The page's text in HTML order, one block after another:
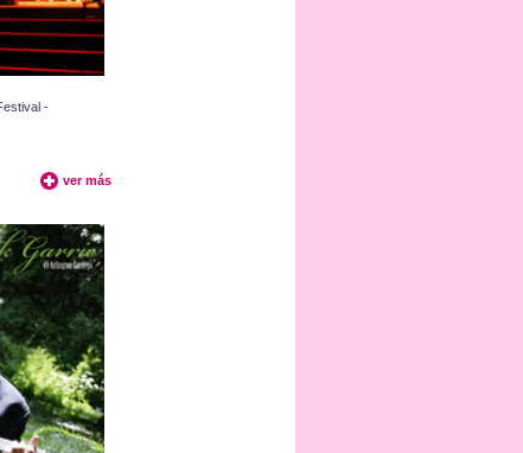
-
ver más